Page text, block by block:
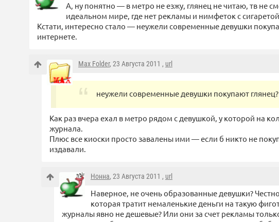
А, ну понятно — в метро не езжу, глянец не читаю, тв не
идеальном мире, где нет рекламы и нимфеток с
Кстати, интересно стало — неужели современные девушки
интернете.
Max Folder, 23 Августа 2011 , url
неужели современные девушки покупают глянец?
Как раз вчера ехал в метро рядом с девушкой, у которой на
журнала.
Плюс все киоски просто завалены ими — если б никто не
издавали.
Нонна, 23 Августа 2011 , url
Наверное, не очень образованные девушки?
которая тратит немаленькие деньги на такую
журналы явно не дешевые? Или они за счет рекламы